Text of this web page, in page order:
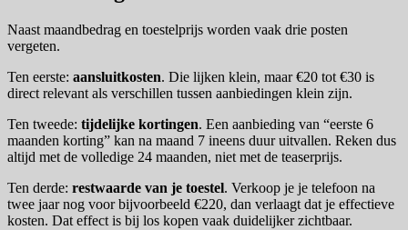
Naast maandbedrag en toestelprijs worden vaak drie posten
vergeten.
Ten eerste: aansluitkosten. Die lijken klein, maar €20 tot €30 is
direct relevant als verschillen tussen aanbiedingen klein zijn.
Ten tweede: tijdelijke kortingen. Een aanbieding van “eerste 6
maanden korting” kan na maand 7 ineens duur uitvallen. Reken dus
altijd met de volledige 24 maanden, niet met de teaserprijs.
Ten derde: restwaarde van je toestel. Verkoop je je telefoon na
twee jaar nog voor bijvoorbeeld €220, dan verlaagt dat je effectieve
kosten. Dat effect is bij los kopen vaak duidelijker zichtbaar.